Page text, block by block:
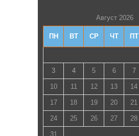
Август 2026
ПН ВТ СР ЧТ ПТ
3 4 5 6 7
10 11 12 13 14
17 18 19 20 21
24 25 26 27 28
31